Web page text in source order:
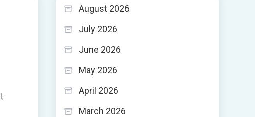
,
August 2026
July 2026
June 2026
May 2026
April 2026
March 2026